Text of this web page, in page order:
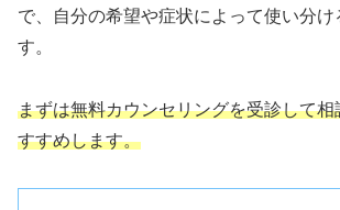
で、自分の希望や症状によって使い分
す。
まずは無料カウンセリングを受診して
すすめします。